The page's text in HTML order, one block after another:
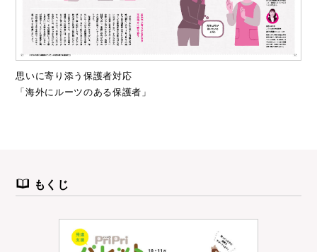
思いに寄り添う保護者対応
「海外にルーツのある保護者」
もくじ